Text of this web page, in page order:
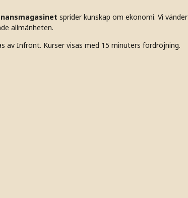
sprider kunskap om ekonomi. Vi vänder
allmänheten.
av Infront. Kurser visas med 15 minuters fördröjning.